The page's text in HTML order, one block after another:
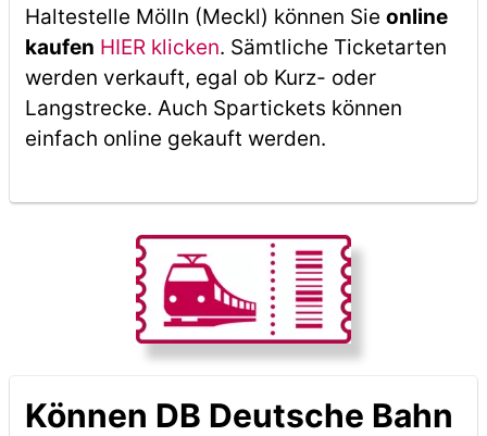
Haltestelle Mölln (Meckl) können Sie online
kaufen HIER klicken. Sämtliche Ticketarten
werden verkauft, egal ob Kurz- oder
Langstrecke. Auch Spartickets können
einfach online gekauft werden.
Können DB Deutsche Bahn